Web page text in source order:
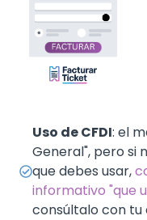
Uso de CFDI: el
General", pero si
que debes usar,
informativo "que
consúltalo con tu